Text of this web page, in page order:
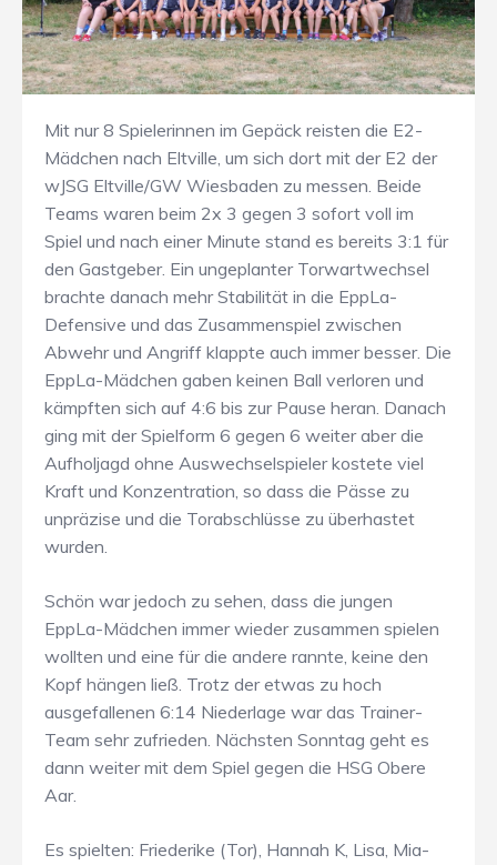
Mit nur 8 Spielerinnen im Gepäck reisten die E2-
Mädchen nach Eltville, um sich dort mit der E2 der
wJSG Eltville/GW Wiesbaden zu messen. Beide
Teams waren beim 2x 3 gegen 3 sofort voll im
Spiel und nach einer Minute stand es bereits 3:1 für
den Gastgeber. Ein ungeplanter Torwartwechsel
brachte danach mehr Stabilität in die EppLa-
Defensive und das Zusammenspiel zwischen
Abwehr und Angriff klappte auch immer besser. Die
EppLa-Mädchen gaben keinen Ball verloren und
kämpften sich auf 4:6 bis zur Pause heran. Danach
ging mit der Spielform 6 gegen 6 weiter aber die
Aufholjagd ohne Auswechselspieler kostete viel
Kraft und Konzentration, so dass die Pässe zu
unpräzise und die Torabschlüsse zu überhastet
wurden.
Schön war jedoch zu sehen, dass die jungen
EppLa-Mädchen immer wieder zusammen spielen
wollten und eine für die andere rannte, keine den
Kopf hängen ließ. Trotz der etwas zu hoch
ausgefallenen 6:14 Niederlage war das Trainer-
Team sehr zufrieden. Nächsten Sonntag geht es
dann weiter mit dem Spiel gegen die HSG Obere
Aar.
Es spielten: Friederike (Tor), Hannah K, Lisa, Mia-